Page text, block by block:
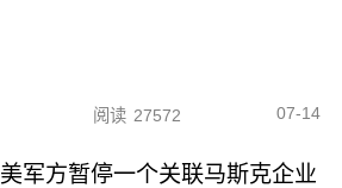
阅读 27572 07-14
美军方暂停一个关联马斯克企业